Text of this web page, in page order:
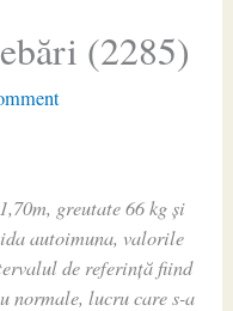
(2285)
greutate 66 kg și
autoimuna, valorile
de referință fiind
normale, lucru care s-a